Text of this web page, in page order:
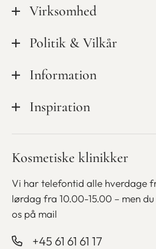
Virksomhed
Tilsynsrapporter
Mød personalet
Politik & Vilkår
Privatlivspolitik
Handelsbetingelser
Information
Udstyr
Finansiering
Bliv kosmetisk sygeplejerske
Inspiration
Medlemsskab
Kosmetiske klinikker
Vi har telefontid alle hverdage
lørdag fra 10.00-15.00 – men
os på mail
+45 61 61 61 17